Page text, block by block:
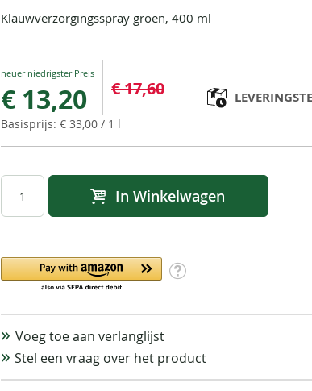
Klauwverzorgingsspray groen, 400 ml
Special
Price
€ 13,20 € 17,60
€ 33,00 / 1 l
In Winkelwagen
Voeg toe aan verlanglijst
Stel een vraag over het product